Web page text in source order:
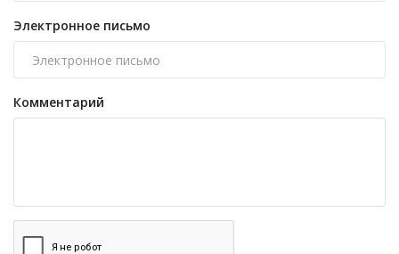
Электронное письмо
Комментарий